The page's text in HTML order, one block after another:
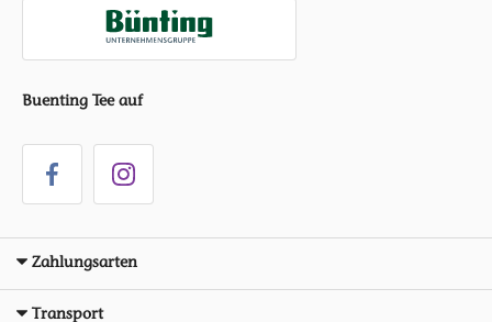
Buenting Tee auf
Zahlungsarten
Transport